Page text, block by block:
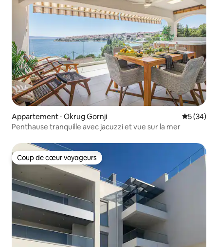
Appartement ⋅ Okrug Gornji
5 (34)
Penthause tranquille avec jacuzzi et vue sur la mer
Coup de cœur voyageurs
Coup de cœur voyageurs